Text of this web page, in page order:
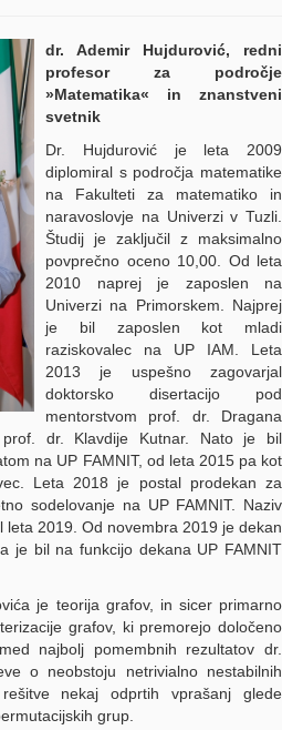
dr. Ademir Hujdurović, redni
profesor za področje
»Matematika« in znanstveni
svetnik
Dr. Hujdurović je leta 2009
diplomiral s področja matematike
na Fakulteti za matematiko in
naravoslovje na Univerzi v Tuzli.
Študij je zaključil z maksimalno
povprečno oceno 10,00. Od leta
2010 naprej je zaposlen na
Univerzi na Primorskem. Najprej
je bil zaposlen kot mladi
raziskovalec na UP IAM. Leta
2013 je uspešno zagovarjal
doktorsko disertacijo pod
mentorstvom prof. dr. Dragana
prof. dr. Klavdije Kutnar. Nato je bil
na UP FAMNIT, od leta 2015 pa kot
Leta 2018 je postal prodekan za
sodelovanje na UP FAMNIT. Naziv
2019. Od novembra 2019 je dekan
je bil na funkcijo dekana UP FAMNIT
je teorija grafov, in sicer primarno
grafov, ki premorejo določeno
najbolj pomembnih rezultatov dr.
o neobstoju netrivialno nestabilnih
nekaj odprtih vprašanj glede
grup.